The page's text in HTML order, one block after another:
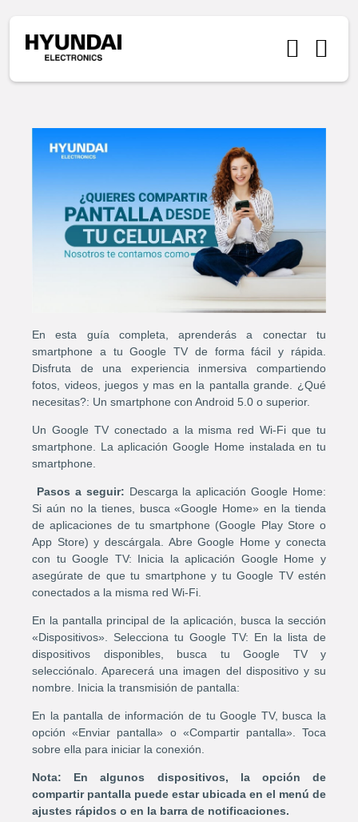
En esta guía completa, aprenderás a conectar tu
smartphone a tu Google TV de forma fácil y rápida.
Disfruta de una experiencia inmersiva compartiendo
fotos, videos, juegos y mas en la pantalla grande. ¿Qué
necesitas?: Un smartphone con Android 5.0 o superior.
Un Google TV conectado a la misma red Wi-Fi que tu
smartphone. La aplicación Google Home instalada en tu
smartphone.
Pasos a seguir: Descarga la aplicación Google Home:
Si aún no la tienes, busca «Google Home» en la tienda
de aplicaciones de tu smartphone (Google Play Store o
App Store) y descárgala. Abre Google Home y conecta
con tu Google TV: Inicia la aplicación Google Home y
asegúrate de que tu smartphone y tu Google TV estén
conectados a la misma red Wi-Fi.
En la pantalla principal de la aplicación, busca la sección
«Dispositivos». Selecciona tu Google TV: En la lista de
dispositivos disponibles, busca tu Google TV y
selecciónalo. Aparecerá una imagen del dispositivo y su
nombre. Inicia la transmisión de pantalla:
En la pantalla de información de tu Google TV, busca la
opción «Enviar pantalla» o «Compartir pantalla». Toca
sobre ella para iniciar la conexión.
Nota: En algunos dispositivos, la opción de
compartir pantalla puede estar ubicada en el menú de
ajustes rápidos o en la barra de notificaciones.